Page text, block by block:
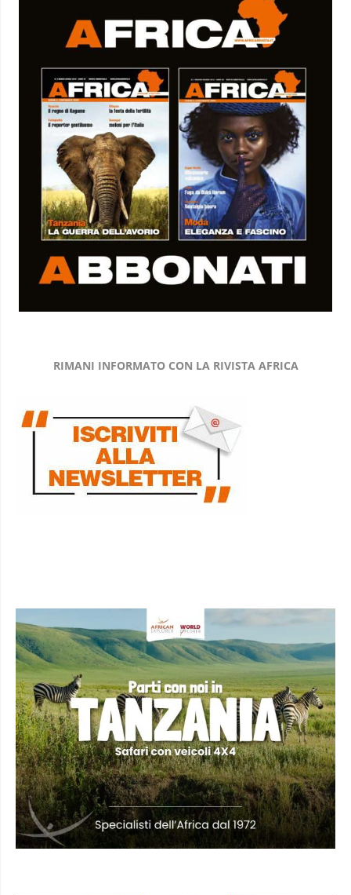
RIMANI INFORMATO CON LA RIVISTA AFRICA